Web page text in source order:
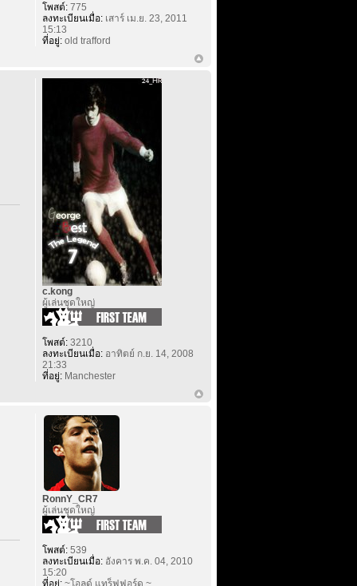
โพสต์:775
ลงทะเบียนเมื่อ:เสาร์ เม.ย. 23, 2011
15:13
ที่อยู่:old trafford
c.kong
ผู้เล่นชุดใหญ่
โพสต์:3210
ลงทะเบียนเมื่อ:อาทิตย์ ก.ย. 14, 2008
21:33
ที่อยู่:Manchester
RonnY_CR7
ผู้เล่นชุดใหญ่
โพสต์:539
ลงทะเบียนเมื่อ:อังคาร พ.ค. 04, 2010
15:20
ที่อยู่:~โอลด์ แทร็ฟฟอร์ด ~